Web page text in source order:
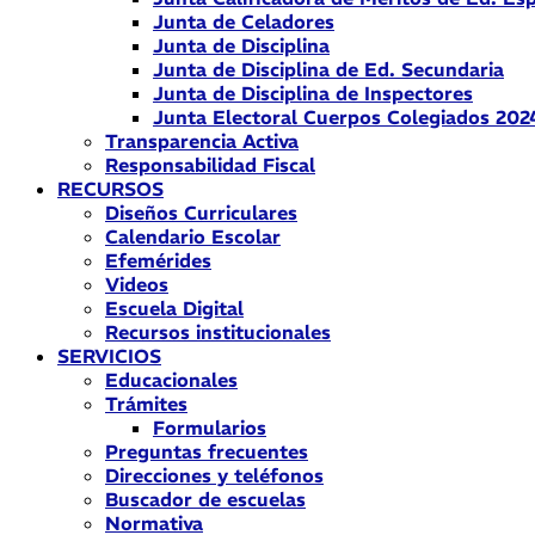
Junta de Celadores
Junta de Disciplina
Junta de Disciplina de Ed. Secundaria
Junta de Disciplina de Inspectores
Junta Electoral Cuerpos Colegiados
Transparencia Activa
Responsabilidad Fiscal
RECURSOS
Diseños Curriculares
Calendario Escolar
Efemérides
Videos
Escuela Digital
Recursos institucionales
SERVICIOS
Educacionales
Trámites
Formularios
Preguntas frecuentes
Direcciones y teléfonos
Buscador de escuelas
Normativa